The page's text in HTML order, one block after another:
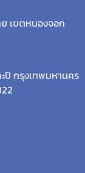
เขตหนองจอก
ปิ กรุงเทพมหานคร